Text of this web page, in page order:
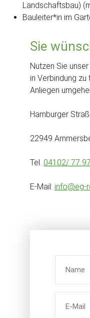
Landschaftsbau)
Bauleiter*in im
Sie
Nutzen Sie
in Verbindung
Anliegen
Hamburger
22949
Tel. 04102/ 77
E-Mail: info@eg-